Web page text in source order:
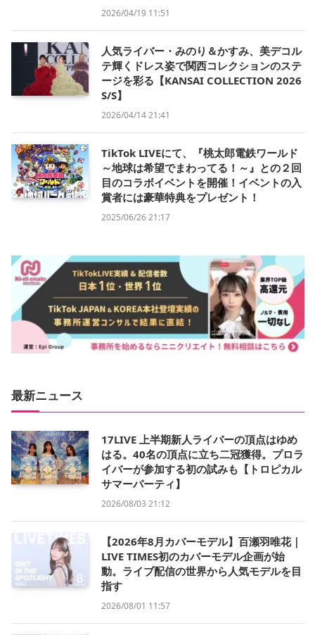
2026/04/19 11:51
人気ライバー・みのり＆かすみ、美デコル
テ輝くドレス姿で関西コレクションのステ
ージを彩る【KANSAI COLLECTION 2026
S/S】
2026/04/14 21:41
TikTok LIVEにて、『桃太郎電鉄ワールド
～地球は希望でまわってる！～』との２回
目のコラボイベントを開催！イベントの入
賞者には豪華特典をプレゼント！
2025/06/26 21:17
最新ニュース
17LIVE 上半期新人ライバーの頂点はゆめ
はる。40名の頂点に立ち二冠獲得。プロラ
イバーが参加する初の試みも【トロピカル
サマーパーティ】
2026/08/03 21:12
【2026年8月カバーモデル】百瀬羽唯花｜
LIVE TIMES初のカバーモデル企画が始
動。ライブ配信の世界から人気モデルを目
指す
2026/08/01 11:57